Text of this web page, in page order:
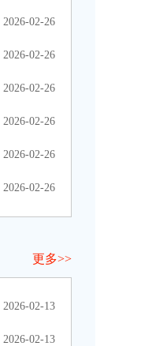
2026-02-26
2026-02-26
2026-02-26
2026-02-26
2026-02-26
2026-02-26
更多>>
2026-02-13
2026-02-13